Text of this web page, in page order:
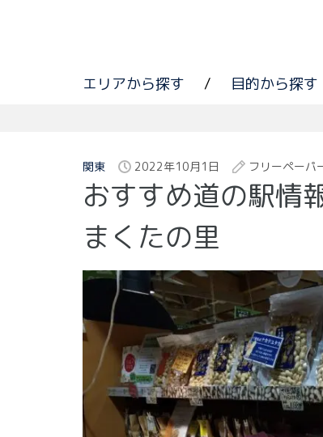
エリアから探す / 目的から探す
関東 2022年10月1日 フリーペーパ
おすすめ道の駅情
まくたの里